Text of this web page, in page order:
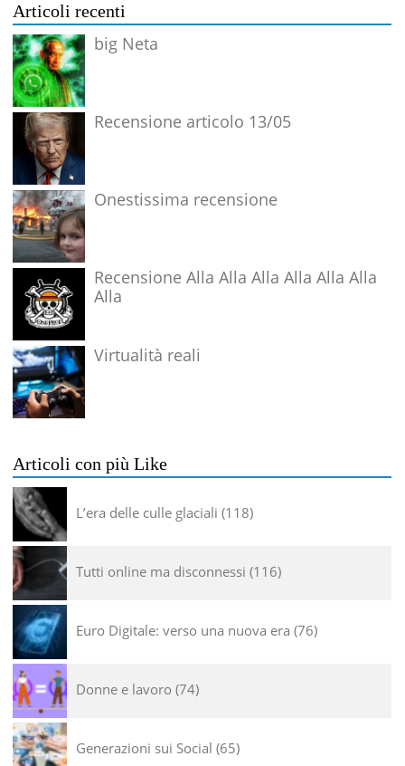
Articoli recenti
big Neta
Recensione articolo 13/05
Onestissima recensione
Recensione Alla Alla Alla Alla Alla Alla
Alla
Virtualità reali
Articoli con più Like
L’era delle culle glaciali 118
Tutti online ma disconnessi 116
Euro Digitale: verso una nuova era 76
Donne e lavoro 74
Generazioni sui Social 65